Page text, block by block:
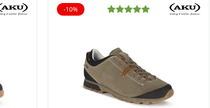
-10%
10% reduziert